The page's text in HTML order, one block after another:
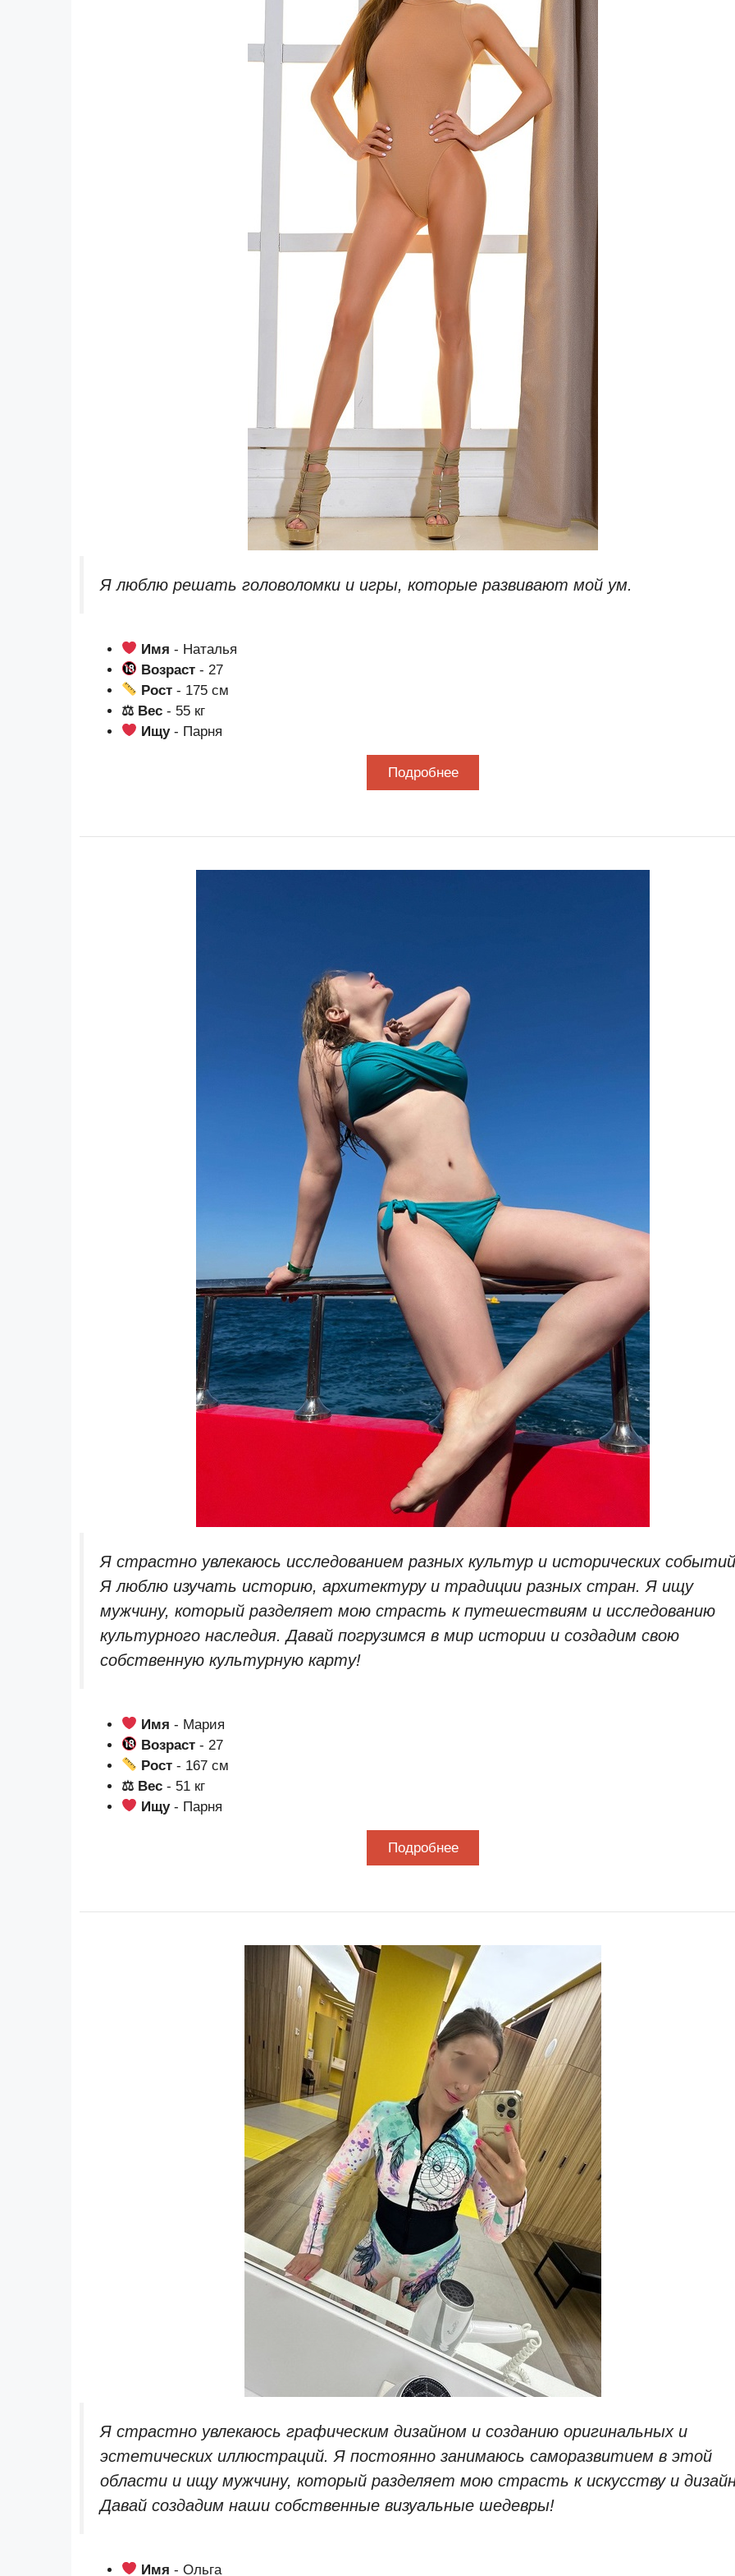
Я люблю решать головоломки и игры, которые развивают мой ум.
Имя - Наталья
Возраст - 27
Рост - 175 см
⚖ Вес - 55 кг
Ищу- Парня
Подробнее
Я страстно увлекаюсь исследованием разных культур и исторических
Я люблю изучать историю, архитектуру и традиции разных стран. Я ищу
мужчину, который разделяет мою страсть к путешествиям и исследованию
культурного наследия. Давай погрузимся в мир истории и создадим свою
собственную культурную карту!
Имя - Мария
Возраст - 27
Рост - 167 см
⚖ Вес - 51 кг
Ищу- Парня
Подробнее
Я страстно увлекаюсь графическим дизайном и созданию оригинальных и
эстетических иллюстраций. Я постоянно занимаюсь саморазвитием в этой
области и ищу мужчину, который разделяет мою страсть к искусству и
Давай создадим наши собственные визуальные шедевры!
Имя - Ольга